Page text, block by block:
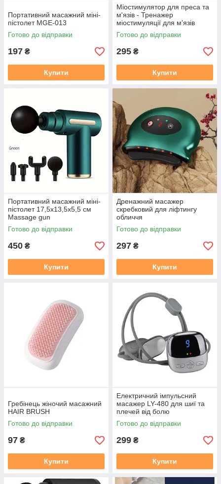
Портативний масажний міні-
пістолет MGE-013
Готово до відправки
197 ₴
Купити
Міостимулятор для преса та
м'язів - Тренажер
міостимуляції для м'язів
живота та рук
Готово до відправки
295 ₴
Купити
Портативний масажний міні-
пістолет 17,5х13,5х5,5 см
Massage gun
Готово до відправки
450 ₴
Купити
Дренажний масажер
скребковий для ліфтингу
обличчя
Готово до відправки
297 ₴
Купити
Гребінець жіночий масажний
HAIR BRUSH
Готово до відправки
97 ₴
Купити
Електричний імпульсний
масажер LY-480 для шиї та
плечей від болю
Готово до відправки
299 ₴
Купити